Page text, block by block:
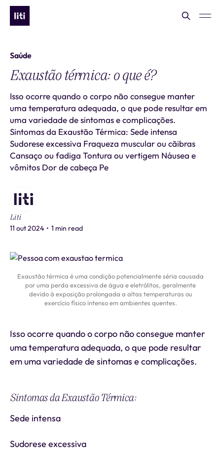
Saúde
Exaustão térmica: o que é?
Isso ocorre quando o corpo não consegue manter
uma temperatura adequada, o que pode resultar em
uma variedade de sintomas e complicações.
Sintomas da Exaustão Térmica: Sede intensa
Sudorese excessiva Fraqueza muscular ou cãibras
Cansaço ou fadiga Tontura ou vertigem Náusea e
vômitos Dor de cabeça Pe
Liti
11 out 2024 • 1 min read
Exaustão térmica é uma condição potencialmente séria causada
por uma perda excessiva de água e eletrólitos, geralmente
devido à exposição prolongada a altas temperaturas ou
exercício físico intenso em ambientes quentes.
Isso ocorre quando o corpo não consegue manter
uma temperatura adequada, o que pode resultar
em uma variedade de sintomas e complicações.
Sintomas da Exaustão Térmica:
Sede intensa
Sudorese excessiva